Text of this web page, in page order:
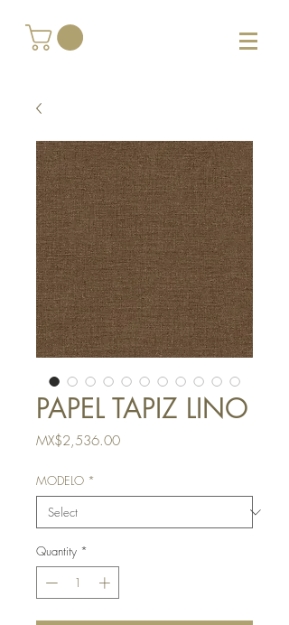
PAPEL TAPIZ LINO
MX$2,536.00Price
MODELO *
Quantity *